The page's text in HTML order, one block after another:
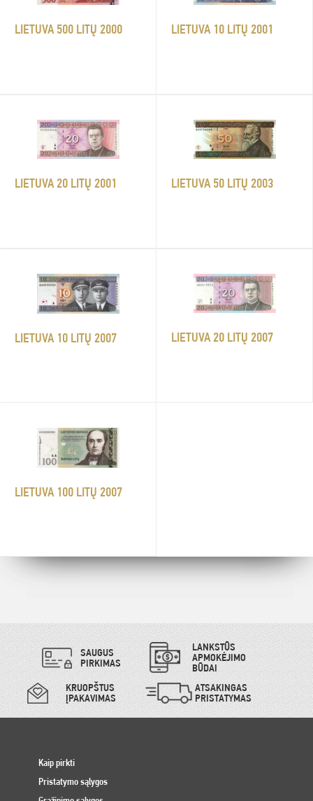
LIETUVA 500 LITŲ 2000 LIETUVA 10 LITŲ 2001
LIETUVA 20 LITŲ 2001 LIETUVA 50 LITŲ 2003
LIETUVA 10 LITŲ 2007 LIETUVA 20 LITŲ 2007
LIETUVA 100 LITŲ 2007
SAUGUS
PIRKIMAS
LANKSTŪS
APMOKĖJIMO
BŪDAI
KRUOPŠTUS
ĮPAKAVIMAS
ATSAKINGAS
PRISTATYMAS
Kaip pirkti
Pristatymo sąlygos